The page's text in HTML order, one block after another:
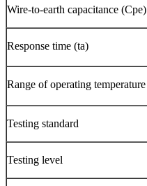
Wire-to-earth capacitance (Cpe)
Response time (ta)
Range of operating temperature
Testing standard
Testing level